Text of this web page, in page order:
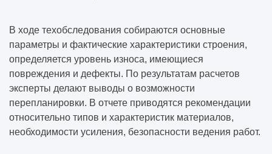
В ходе техобследования собираются основные
параметры и фактические характеристики строения,
определяется уровень износа, имеющиеся
повреждения и дефекты. По результатам расчетов
эксперты делают выводы о возможности
перепланировки. В отчете приводятся рекомендации
относительно типов и характеристик материалов,
необходимости усиления, безопасности ведения работ.